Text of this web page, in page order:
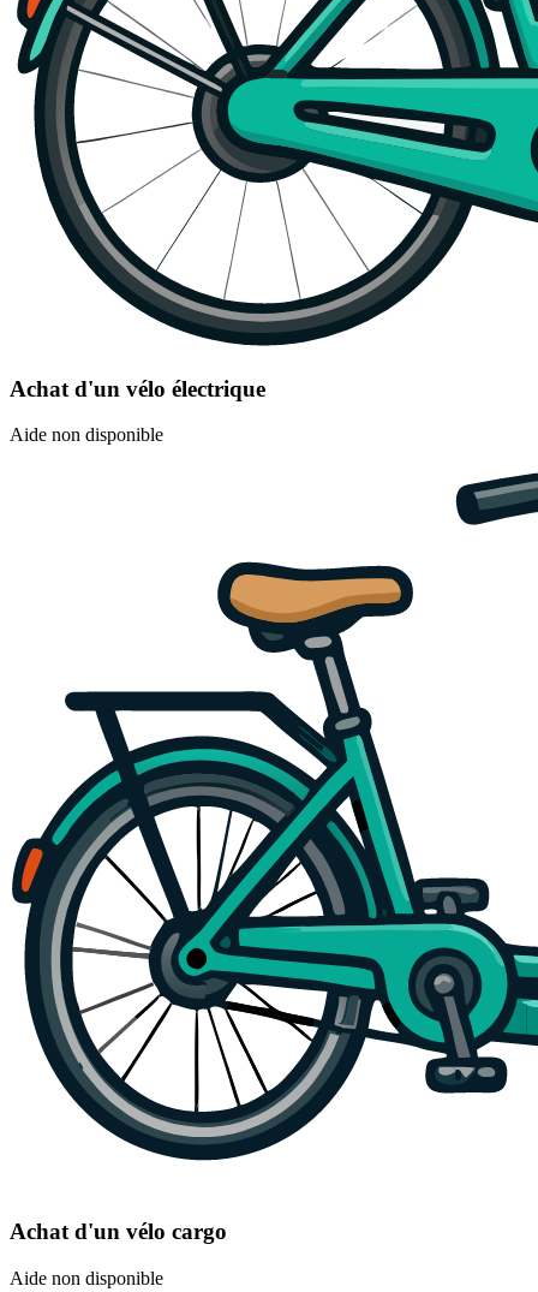
Achat d'un vélo électrique
Aide non disponible
Achat d'un vélo cargo
Aide non disponible